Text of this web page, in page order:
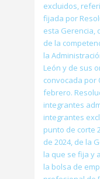
excluidos,
fijada por
esta Gerencia,
de la
la
León y de sus
convocada por
febrero.
integrantes
integrantes
punto de corte
de 2024, de la
la que se fija y
la bolsa de